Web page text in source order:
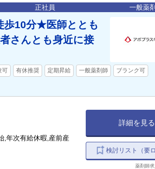
正社員 一般薬
歩10分★医師ととも
さんとも身近に接
可 有休推奨 定期昇給 一般薬剤師 ブランク可
,年次有給休暇,産前産
詳細を見る
検討リスト（要
薬剤師